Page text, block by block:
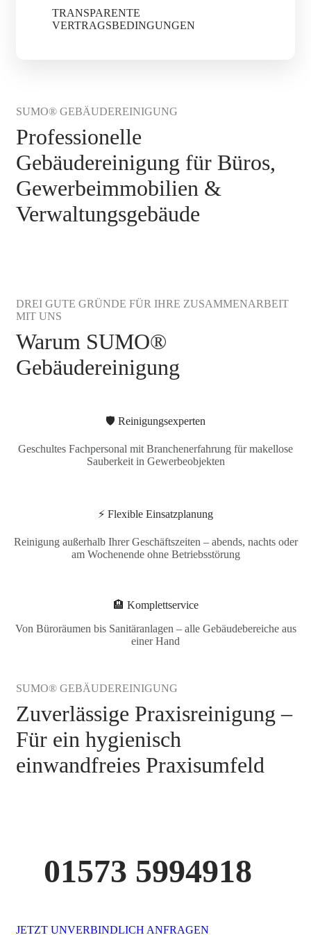
TRANSPARENTE
VERTRAGSBEDINGUNGEN
SUMO® GEBÄUDEREINIGUNG
Professionelle
Gebäudereinigung für Büros,
Gewerbeimmobilien &
Verwaltungsgebäude
DREI GUTE GRÜNDE FÜR IHRE ZUSAMMENARBEIT
MIT UNS
Warum SUMO®
Gebäudereinigung
🛡️ Reinigungsexperten
Geschultes Fachpersonal mit Branchenerfahrung für makellose
Sauberkeit in Gewerbeobjekten
⚡ Flexible Einsatzplanung
Reinigung außerhalb Ihrer Geschäftszeiten – abends, nachts oder
am Wochenende ohne Betriebsstörung
🏨 Komplettservice
Von Büroräumen bis Sanitäranlagen – alle Gebäudebereiche aus
einer Hand
SUMO® GEBÄUDEREINIGUNG
Zuverlässige Praxisreinigung –
Für ein hygienisch
einwandfreies Praxisumfeld
01573 5994918
JETZT UNVERBINDLICH ANFRAGEN